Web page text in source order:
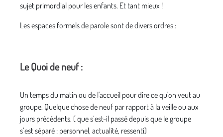
sujet primordial pour les enfants. Et tant mieux !
Les espaces formels de parole sont de divers ordres :
Le Quoi de neuf :
Un temps du matin ou de l'accueil pour dire ce qu'on veut au
groupe. Quelque chose de neuf par rapport à la veille ou aux
jours précédents. ( que s’est-il passé depuis que le groupe
s’est séparé : personnel, actualité, ressenti)